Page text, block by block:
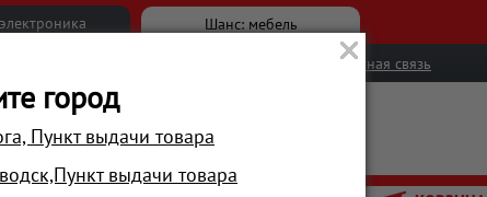
Шанс: мебель
Обратная связь
город
Пункт выдачи товара
выдачи товара